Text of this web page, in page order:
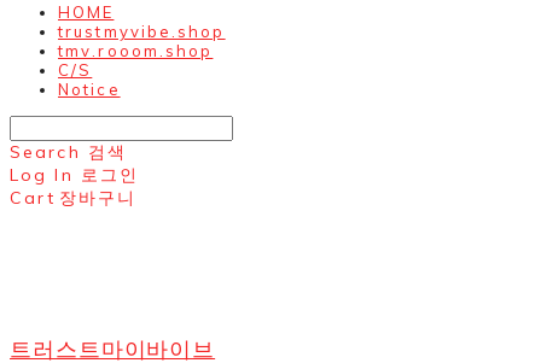
HOME
trustmyvibe.shop
tmv.rooom.shop
C/S
Notice
Search 검색
Log In 로그인
Cart 장바구니
트러스트마이바이브